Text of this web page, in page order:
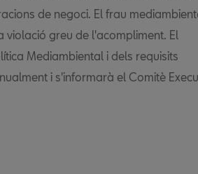
de negoci. El frau
greu de l'acompliment. El
Mediambiental i dels requisits
i s'informarà el Comitè